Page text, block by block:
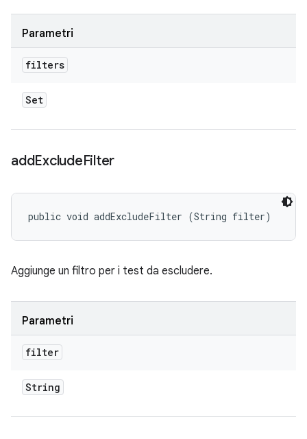
Parametri
filters
Set
addExcludeFilter
public void addExcludeFilter (String filter)
Aggiunge un filtro per i test da escludere.
Parametri
filter
String